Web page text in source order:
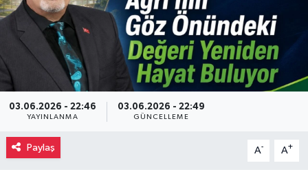
03.06.2026 - 22:46
YAYINLANMA
03.06.2026 - 22:49
GÜNCELLEME
Paylaş A- A+